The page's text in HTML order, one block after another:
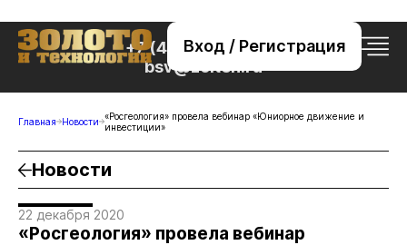
Вход / Регистрация
+7 (495) 221-76-32
bsv@zolteh.ru
Главная Новости «Росгеология» провела вебинар «Юниорное движение и
инвестиции»
Новости
22 декабря 2020
«Росгеология» провела вебинар